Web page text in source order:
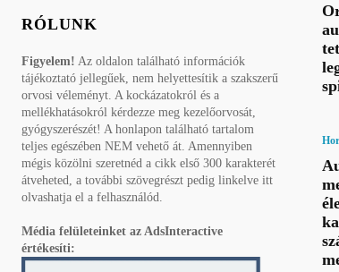
RÓLUNK
Figyelem! Az oldalon található információk
tájékoztató jellegűek, nem helyettesítik a szakszerű
orvosi véleményt. A kockázatokról és a
mellékhatásokról kérdezze meg kezelőorvosát,
gyógyszerészét! A honlapon található tartalom
teljes egészében NEM vehető át. Amennyiben
mégis közölni szeretnéd a cikk első 300 karakterét
átveheted, a további szövegrészt pedig linkelve itt
olvashatja el a felhasználód.
Média felületeinket az AdsInteractive
értékesíti: